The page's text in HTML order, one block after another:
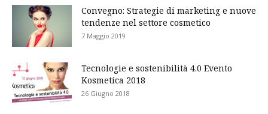
Convegno: Strategie di marketing e nuove
tendenze nel settore cosmetico
7 Maggio 2019
Tecnologie e sostenibilità 4.0 Evento
Kosmetica 2018
26 Giugno 2018